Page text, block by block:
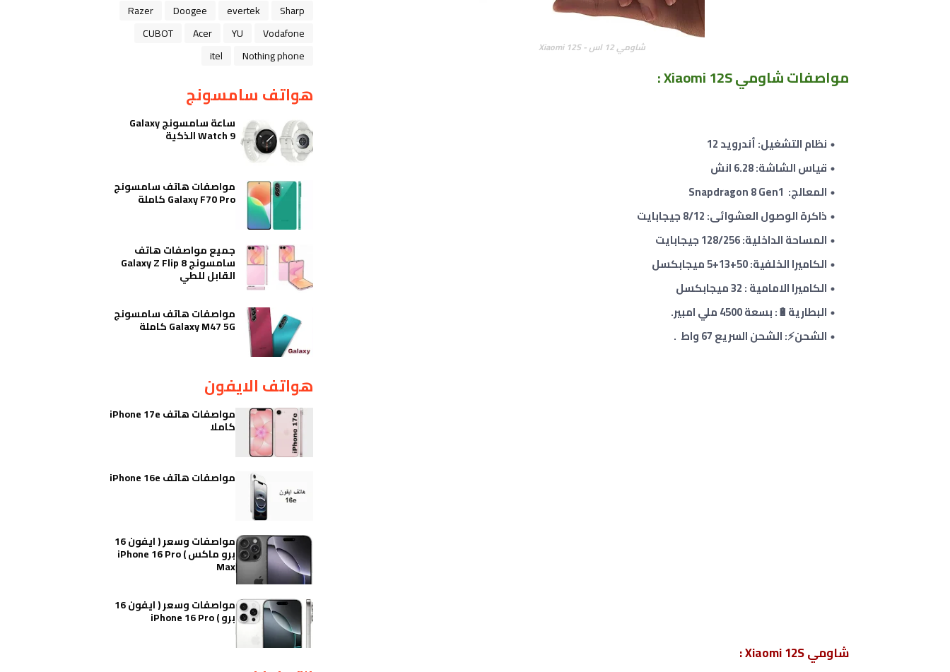
شاومي 12 اس - Xiaomi 12S
مواصفات شاومي Xiaomi 12S :
نظام التشغيل: أندرويد 12
قياس الشاشة: 6.28 انش
المعالج: Snapdragon 8 Gen1
ذاكرة الوصول العشوائى: 8/12 جيجابايت
المساحة الداخلية: 128/256 جيجابايت
الكاميرا الخلفية: 50
+13+5
ميجابكسل
الكاميرا الامامية : 32 ميجابكسل
البطارية🔋: بسعة 4500 ملي امبير.
الشحن⚡: الشحن السريع 67 واط .
شاومي Xiaomi 12S :
Sharp
evertek
Doogee
Razer
Vodafone
YU
Acer
CUBOT
Nothing phone
itel
هواتف سامسونج
ساعة سامسونج Galaxy
Watch 9 الذكية
مواصفات هاتف سامسونج
Galaxy F70 Pro كاملة
جميع مواصفات هاتف
سامسونج Galaxy Z Flip 8
القابل للطي
مواصفات هاتف سامسونج
Galaxy M47 5G كاملة
هواتف الايفون
مواصفات هاتف iPhone 17e
كاملا
مواصفات هاتف iPhone 16e
مواصفات وسعر ( ايفون 16
برو ماكس ) iPhone 16 Pro
Max
مواصفات وسعر ( ايفون 16
برو ) iPhone 16 Pro